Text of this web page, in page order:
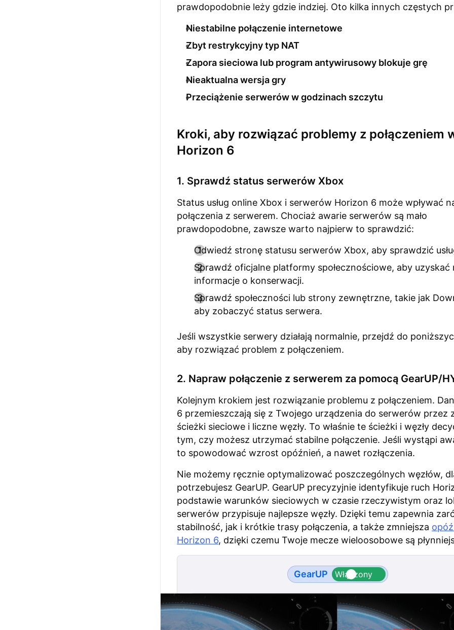
prawdopodobnie leży gdzie indziej. Oto kilka innych częstych
Niestabilne połączenie internetowe
Zbyt restrykcyjny typ NAT
Zapora sieciowa lub program antywirusowy blokuje grę
Nieaktualna wersja gry
Przeciążenie serwerów w godzinach szczytu
Kroki, aby rozwiązać problemy z połączeniem
Horizon 6
1. Sprawdź status serwerów Xbox
Status usług online Xbox i serwerów Horizon 6 może wpływać
połączenia z serwerem. Chociaż awarie serwerów są mało
prawdopodobne, zawsze warto najpierw to sprawdzić:
Odwiedź stronę statusu serwerów Xbox, aby sprawdzić
Sprawdź oficjalne platformy społecznościowe, aby uzyskać
informacje o konserwacji.
Sprawdź społeczności lub strony zewnętrzne, takie jak
aby zobaczyć status serwera.
Jeśli wszystkie serwery działają normalnie, przejdź do
aby rozwiązać problem z połączeniem.
2. Napraw połączenie z serwerem za pomocą GearUP/
Kolejnym krokiem jest rozwiązanie problemu z połączeniem.
6 przemieszczają się z Twojego urządzenia do serwerów przez
ścieżki sieciowe i liczne węzły. To właśnie te ścieżki i węzły
tym, czy możesz utrzymać stabilne połączenie. Jeśli wystąpi
to spowodować wzrost opóźnień, a nawet rozłączenia.
Nie możemy ręcznie optymalizować poszczególnych węzłów,
potrzebujesz GearUP. GearUP precyzyjnie identyfikuje ruch
podstawie warunków sieciowych w czasie rzeczywistym oraz
serwerów przypisuje najlepsze węzły. Dzięki temu zapewnia
stabilność, jak i krótkie trasy połączenia, a także zmniejsza
Horizon 6, dzięki czemu Twoje mecze wieloosobowe są
GearUP